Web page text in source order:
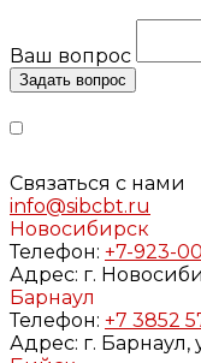
Ваш вопрос
Задать вопрос
Связаться с нами
info@sibcbt.ru
Новосибирск
Телефон: +7-923-
Адрес: г.
Барнаул
Телефон: +7 3852
Адрес: г.